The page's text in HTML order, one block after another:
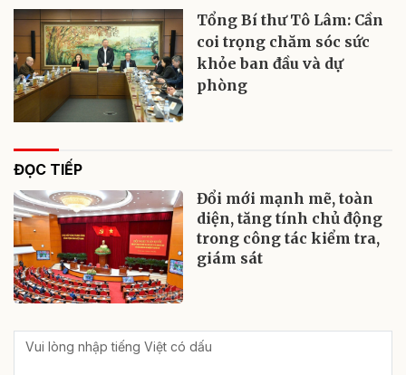
Tổng Bí thư Tô Lâm: Cần
coi trọng chăm sóc sức
khỏe ban đầu và dự
phòng
ĐỌC TIẾP
Đổi mới mạnh mẽ, toàn
diện, tăng tính chủ động
trong công tác kiểm tra,
giám sát